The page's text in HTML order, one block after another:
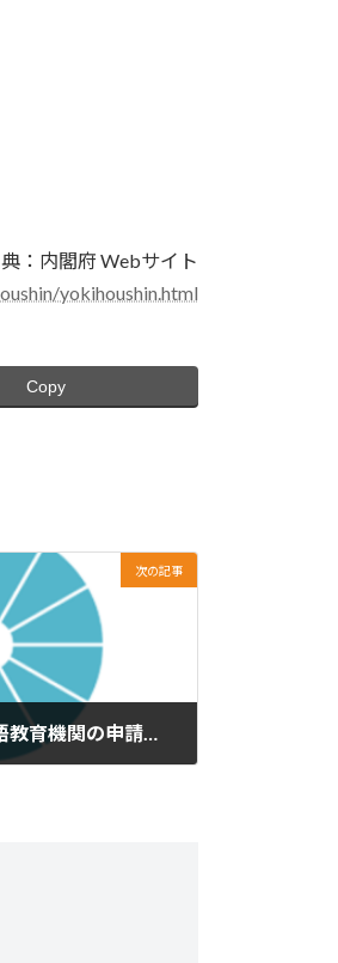
：内閣府 Webサイト
yokihoushin.html
Copy
次の記事
文部科学省｜認定日本語教育機関の申請機関数